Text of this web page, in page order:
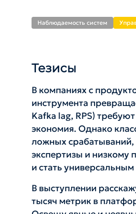
Наблюдаемость систем
Тезисы
В компаниях с
инструмента
Kafka lag, RPS)
экономия. Однако
ложных срабатываний,
экспертизы и низкому
и стать
В выступлении
тысяч метрик в